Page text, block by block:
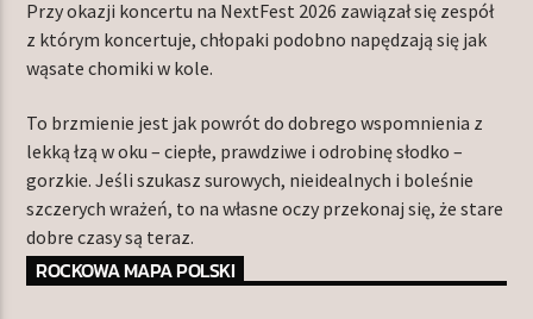
Przy okazji koncertu na NextFest 2026 zawiązał się zespół
z którym koncertuje, chłopaki podobno napędzają się jak
wąsate chomiki w kole.
To brzmienie jest jak powrót do dobrego wspomnienia z
lekką łzą w oku – ciepłe, prawdziwe i odrobinę słodko –
gorzkie. Jeśli szukasz surowych, nieidealnych i boleśnie
szczerych wrażeń, to na własne oczy przekonaj się, że stare
dobre czasy są teraz.
ROCKOWA MAPA POLSKI